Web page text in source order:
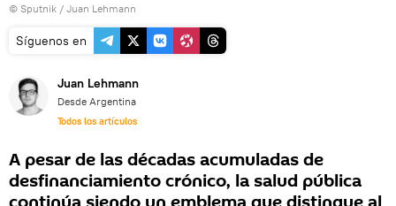
© Sputnik / Juan Lehmann
Síguenos en
Juan Lehmann
Desde Argentina
Todos los artículos
A pesar de las décadas acumuladas de
desfinanciamiento crónico, la salud pública